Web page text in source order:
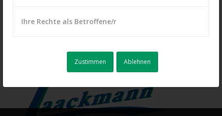
Ihre Rechte als Betroffene/r
Zustimmen Ablehnen